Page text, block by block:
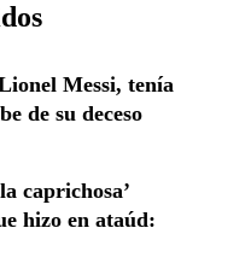
Messi, tenía
de su deceso
caprichosa’
hizo en ataúd: